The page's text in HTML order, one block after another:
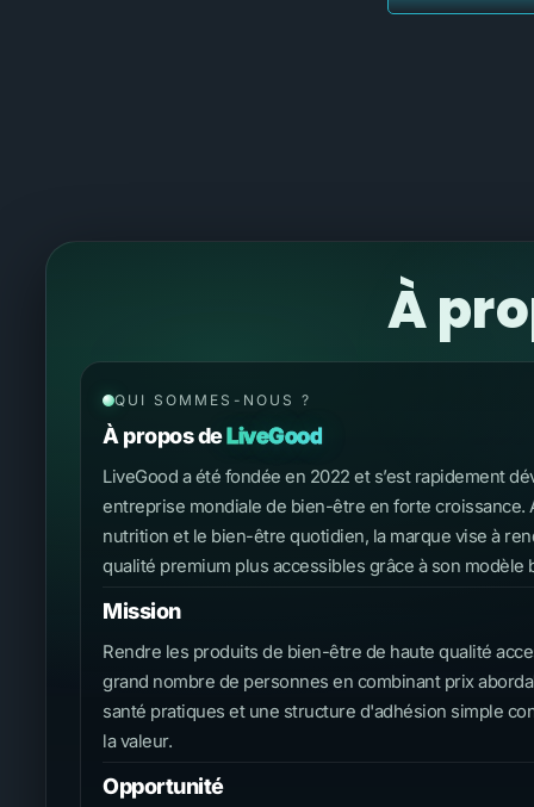
À
QUI SOMMES-NOUS ?
À propos deLiveGood
LiveGood a été fondée en 2022 et s’est rapidement
entreprise mondiale de bien-être en forte croissance.
nutrition et le bien-être quotidien, la marque vise à
qualité premium plus accessibles grâce à son modèle
Mission
Rendre les produits de bien-être de haute qualité
grand nombre de personnes en combinant prix
santé pratiques et une structure d'adhésion simple
la valeur.
Opportunité